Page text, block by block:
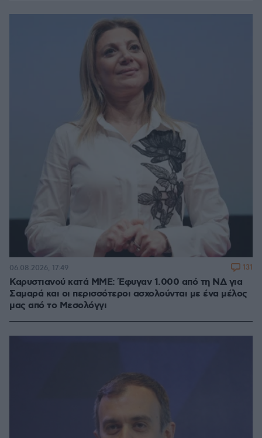
Καρυστιανού κατά ΜΜΕ: Έφυγαν 1.000 από τη ΝΔ για
Σαμαρά και οι περισσότεροι ασχολούνται με ένα μέλος
μας από το Μεσολόγγι
06.08.2026, 17:49 131